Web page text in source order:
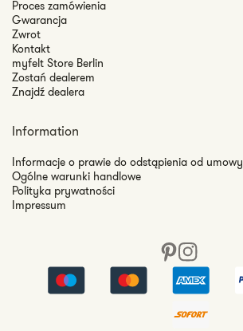
Proces zamówienia
Gwarancja
Zwrot
Kontakt
myfelt Store Berlin
Zostań dealerem
Znajdź dealera
Information
Informacje o prawie do odstąpienia od umowy
Ogólne warunki handlowe
Polityka prywatności
Impressum
Pinterest
Instagram